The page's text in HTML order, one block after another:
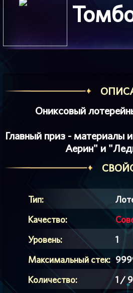
Ониксовый
Главный приз - материалы
Аерин" и
Тип:
Качество:
Уровень:
1
Максимальный стек:
Количество:
1 /